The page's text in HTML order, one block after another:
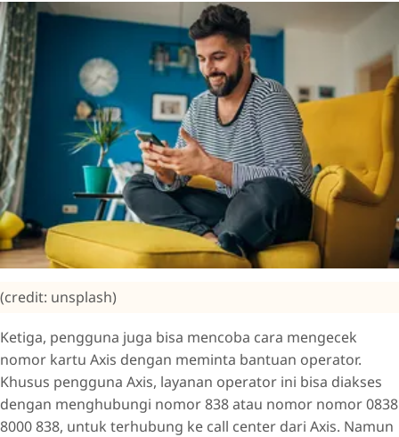
(credit: unsplash)
Ketiga, pengguna juga bisa mencoba cara mengecek
nomor kartu Axis dengan meminta bantuan operator.
Khusus pengguna Axis, layanan operator ini bisa diakses
dengan menghubungi nomor 838 atau nomor nomor 0838
8000 838, untuk terhubung ke call center dari Axis. Namun